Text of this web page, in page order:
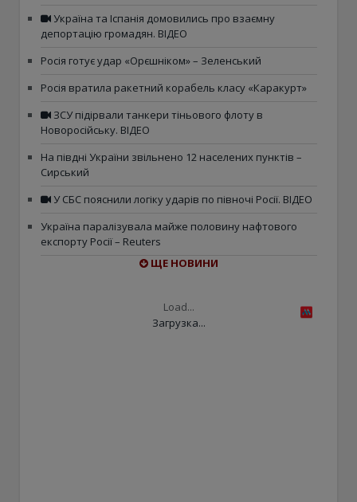
Україна та Іспанія домовились про взаємну
депортацію громадян. ВІДЕО
Росія готує удар «Орєшніком» – Зеленський
Росія вратила ракетний корабель класу «Каракурт»
ЗСУ підірвали танкери тіньового флоту в
Новоросійську. ВІДЕО
На півдні України звільнено 12 населених пунктів –
Сирський
У СБС пояснили логіку ударів по півночі Росії. ВІДЕО
Україна паралізувала майже половину нафтового
експорту Росії – Reuters
ЩЕ НОВИНИ
Load...
Загрузка...